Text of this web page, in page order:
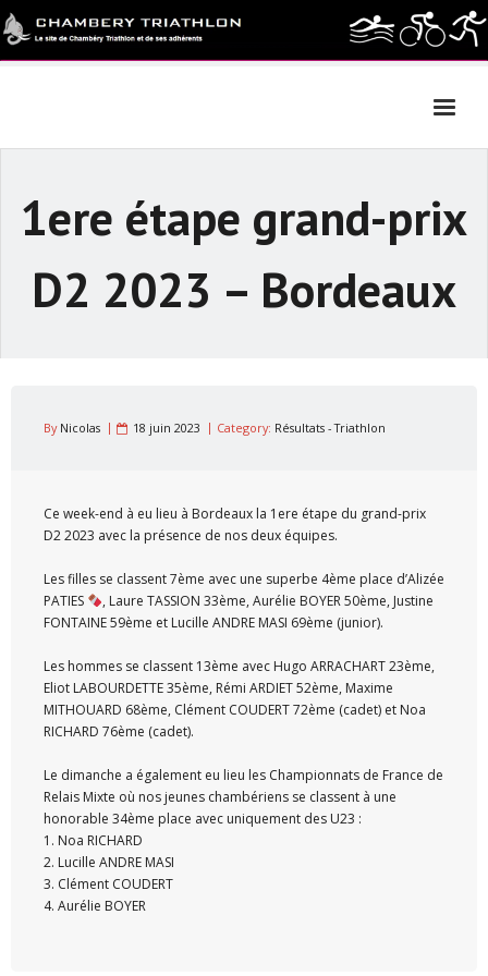
Skip
to
1ere étape grand-prix
D2 2023 – Bordeaux
By Nicolas 18 juin 2023 Category: Résultats - Triathlon
Ce week-end à eu lieu à Bordeaux la 1ere étape du grand-prix
D2 2023 avec la présence de nos deux équipes.
Les filles se classent 7ème avec une superbe 4ème place d’Alizée
PATIES
, Laure TASSION 33ème, Aurélie BOYER 50ème, Justine
FONTAINE 59ème et Lucille ANDRE MASI 69ème (junior).
Les hommes se classent 13ème avec Hugo ARRACHART 23ème,
Eliot LABOURDETTE 35ème, Rémi ARDIET 52ème, Maxime
MITHOUARD 68ème, Clément COUDERT 72ème (cadet) et Noa
RICHARD 76ème (cadet).
Le dimanche a également eu lieu les Championnats de France de
Relais Mixte où nos jeunes chambériens se classent à une
honorable 34ème place avec uniquement des U23 :
1. Noa RICHARD
2. Lucille ANDRE MASI
3. Clément COUDERT
4. Aurélie BOYER